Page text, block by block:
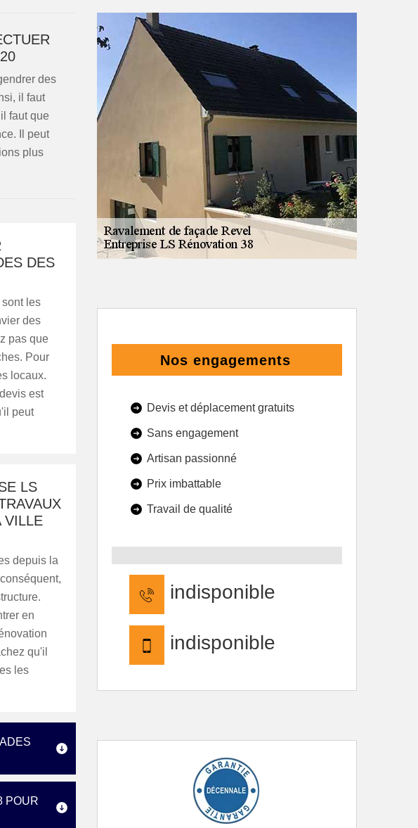
des
il faut
faut que
Il peut
plus
DES
les
des
pas que
Pour
locaux.
est
peut
LS
VILLE
depuis la
en
qu'il
les
POUR
Nos engagements
Devis et déplacement gratuits
Sans engagement
Artisan passionné
Prix imbattable
Travail de qualité
indisponible
indisponible